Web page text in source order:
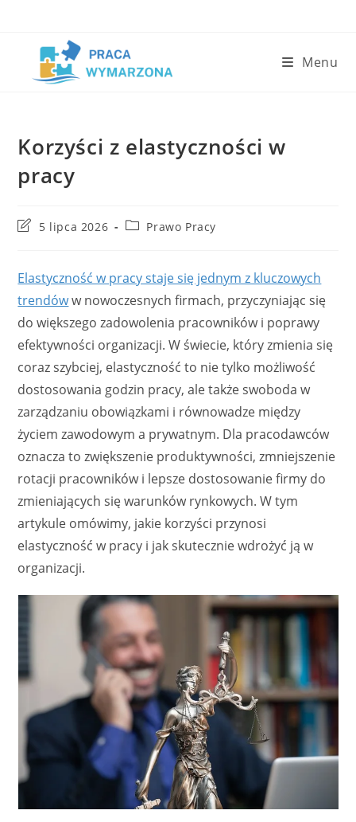
Menu
Korzyści z elastyczności w
pracy
Post5 lipca 2026
PostPrawo Pracy
Elastyczność w pracy staje się jednym z kluczowych
trendóww nowoczesnych firmach, przyczyniając się
do większego zadowolenia pracowników i poprawy
efektywności organizacji. W świecie, który zmienia się
coraz szybciej, elastyczność to nie tylko możliwość
dostosowania godzin pracy, ale także swoboda w
zarządzaniu obowiązkami i równowadze między
życiem zawodowym a prywatnym. Dla pracodawców
oznacza to zwiększenie produktywności, zmniejszenie
rotacji pracowników i lepsze dostosowanie firmy do
zmieniających się warunków rynkowych. W tym
artykule omówimy, jakie korzyści przynosi
elastyczność w pracy i jak skutecznie wdrożyć ją w
organizacji.